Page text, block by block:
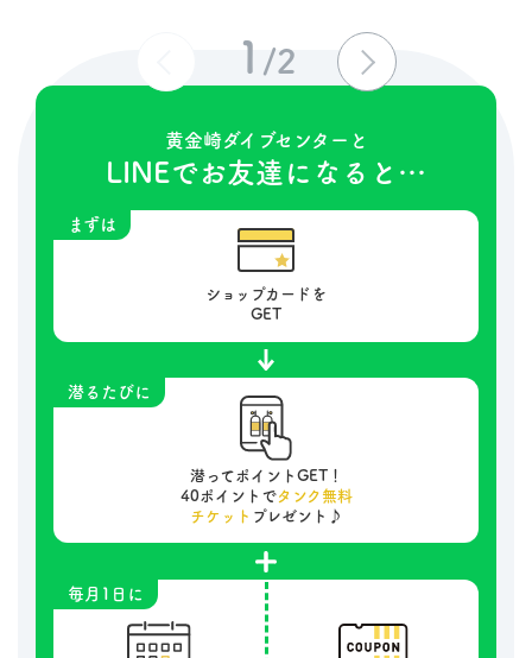
黄金崎ダイブセンターと
LINEでお友達になると…
まずは
ショップカードを
GET
潜るたびに
潜ってポイントGET！
40ポイントでタンク無料
チケット プレゼント♪
毎月1日に
1 /2